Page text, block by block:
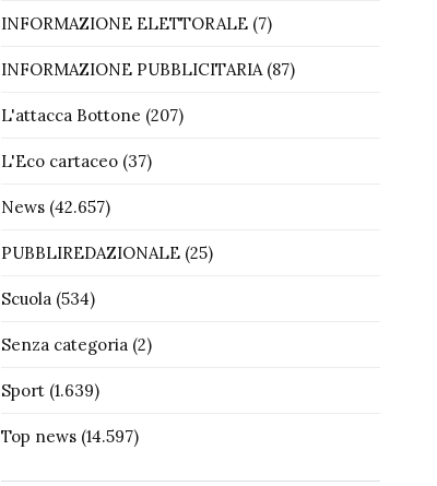
INFORMAZIONE ELETTORALE(7)
INFORMAZIONE PUBBLICITARIA(87)
L'attacca Bottone (207)
L'Eco cartaceo(37)
News(42.657)
PUBBLIREDAZIONALE(25)
Scuola(534)
Senza categoria(2)
Sport(1.639)
Top news(14.597)